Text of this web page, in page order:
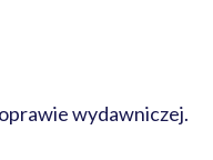
wydawniczej.